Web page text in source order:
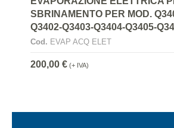
SBRINAMENTO PER MOD.
Q3402-Q3403-Q3404-Q3405-
Cod. EVAP ACQ ELET
200,00 € (+ IVA)